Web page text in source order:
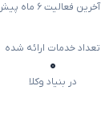
آخرین فعالیت ۶ ماه پیش
تعداد خدمات ارائه شده
۰
در بنیاد وکلا